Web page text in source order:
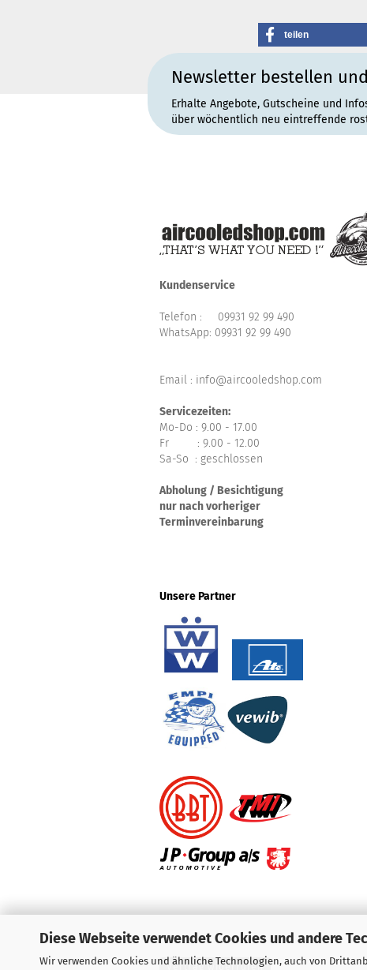
Diese Webseite verwendet Cookies und andere
Wir verwenden Cookies und ähnliche Technologien, auch von
teilen
Newsletter bestellen
Erhalte Angebote, Gutscheine und
über wöchentlich neu eintreffende
Kundenservice
Telefon : 09931 92 99 490
WhatsApp: 09931 92 99 490
Email : info@aircooledshop.com
Servicezeiten:
Mo-Do : 9.00 - 17.00
Fr : 9.00 - 12.00
Sa-So : geschlossen
Abholung / Besichtigung
nur nach vorheriger
Terminvereinbarung
Unsere Partner
Vertrag widerrufen